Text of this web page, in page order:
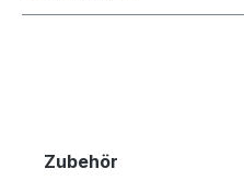
Produktgalerie überspringen
Zubehör